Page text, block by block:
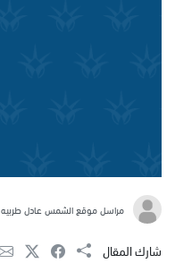
مراسل موقع الشمس عادل طربيه
شارك المقال